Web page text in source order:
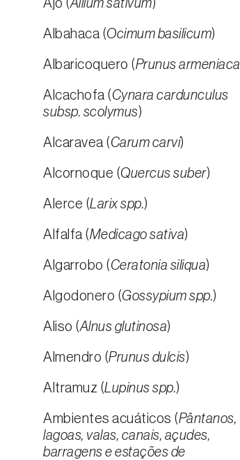
Ajo (Allium sativum)
Albahaca (Ocimum basilicum)
Albaricoquero (Prunus armeniaca
Alcachofa (Cynara cardunculus
subsp. scolymus)
Alcaravea (Carum carvi)
Alcornoque (Quercus suber)
Alerce (Larix spp.)
Alfalfa (Medicago sativa)
Algarrobo (Ceratonia siliqua)
Algodonero (Gossypium spp.)
Aliso (Alnus glutinosa)
Almendro (Prunus dulcis)
Altramuz (Lupinus spp.)
Ambientes acuáticos (Pântanos,
lagoas, valas, canais, açudes,
barragens e estações de